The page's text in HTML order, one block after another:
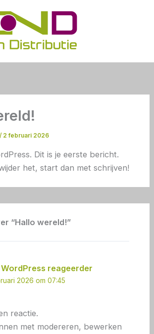
/ 2 februari 2026
Dit is je eerste bericht.
het, start dan met schrijven!
“Hallo wereld!”
WordPress reageerder
2026 om 07:45
reactie.
met modereren, bewerken